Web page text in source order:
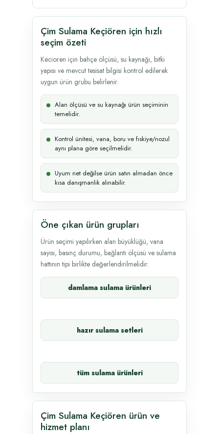
Çim Sulama Keçiören için hızlı
seçim özeti
Kecioren için bahçe ölçüsü, su kaynağı, bitki
yapısı ve mevcut tesisat bilgisi kontrol edilerek
uygun ürün grubu belirlenir.
Alan ölçüsü ve su kaynağı ürün seçiminin
temelidir.
Kontrol ünitesi, vana, boru ve fıskiye/nozul
aynı plana göre seçilmelidir.
Uyum net değilse ürün satın almadan önce
kısa danışmanlık alınabilir.
Öne çıkan ürün grupları
Ürün seçimi yapılırken alan büyüklüğü, vana
sayısı, basınç durumu, bağlantı ölçüsü ve sulama
hattının tipi birlikte değerlendirilmelidir.
damlama sulama ürünleri
hazır sulama setleri
tüm sulama ürünleri
Çim Sulama Keçiören ürün ve
hizmet planı